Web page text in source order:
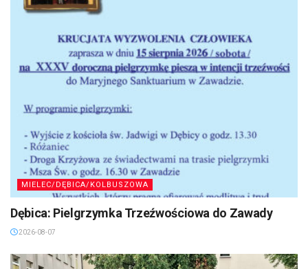
MIELEC/DĘBICA/KOLBUSZOWA
Dębica: Pielgrzymka Trzeźwościowa do Zawady
2026-08-07